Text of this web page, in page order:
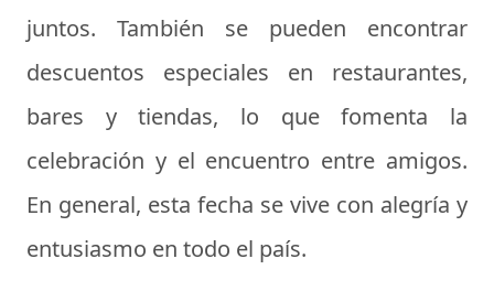
juntos. También se pueden encontrar
descuentos especiales en restaurantes,
bares y tiendas, lo que fomenta la
celebración y el encuentro entre amigos.
En general, esta fecha se vive con alegría y
entusiasmo en todo el país.